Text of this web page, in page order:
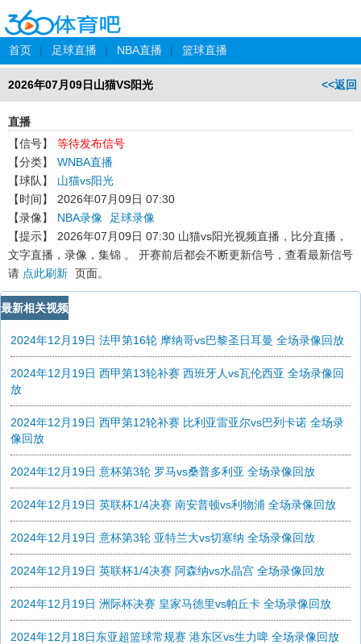
首页 | 足球直播 | NBA直播 | 篮球直播
<<返回
2026年07月09日山猫VS阳光
直播
【信号】
等待发布信号
【分类】
WNBA直播
【球队】
山猫vs阳光
【时间】
2026年07月09日 07:30
【录像】
NBA录像
足球录像
【提示】
2026年07月09日 07:30 山猫vs阳光视频直播，比分直播，
文字直播，录像，集锦 。 开赛前后都会不断更新信号，查看最新信号
请 点此刷新 页面。
最新相关视频
2024年12月19日 法甲第16轮 摩纳哥vs巴黎圣日耳曼 全场录像回放
2024年12月19日 西甲第13轮补赛 西班牙人vs瓦伦西亚 全场录像回
放
2024年12月19日 西甲第12轮补赛 比利亚雷亚尔vs巴列卡诺 全场录
像回放
2024年12月19日 意杯第3轮 罗马vs桑普多利亚 全场录像回放
2024年12月19日 英联杯1/4决赛 南安普顿vs利物浦 全场录像回放
2024年12月19日 意杯第3轮 亚特兰大vs切塞纳 全场录像回放
2024年12月19日 英联杯1/4决赛 阿森纳vs水晶宫 全场录像回放
2024年12月19日 洲际杯决赛 皇家马德里vs帕丘卡 全场录像回放
2024年12月18日东亚超篮球常规赛 港东区vs生力啤 全场录像回放